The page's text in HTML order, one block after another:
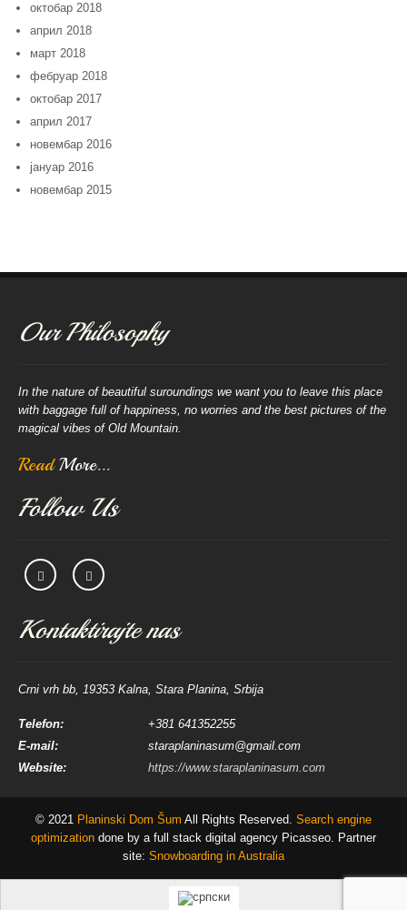
октобар 2018
април 2018
март 2018
фебруар 2018
октобар 2017
април 2017
новембар 2016
јануар 2016
новембар 2015
Our Philosophy
In the nature of beautiful suroundings we want you to leave this place
with baggage full of happiness, no worries and the best pictures of the
magical vibes of Old Mountain.
ReadMore...
Follow Us
Kontaktirajte nas
Crni vrh bb, 19353 Kalna, Stara Planina, Srbija
Telefon:
+381 641352255
E-mail:
staraplaninasum@gmail.com
Website:
https://www.staraplaninasum.com
© 2021 Planinski Dom Šum All Rights Reserved. Search engine
optimization done by a full stack digital agency Picasseo. Partner
site: Snowboarding in Australia